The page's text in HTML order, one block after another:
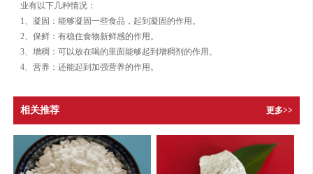
业有以下几种情况：
1、凝固：能够凝固一些食品，起到凝固的作用。
2、保鲜：有稳住食物新鲜感的作用。
3、增稠：可以放在喝的里面能够起到增稠剂的作用。
4、营养：还能起到加强营养的作用。
相关推荐 更多>>